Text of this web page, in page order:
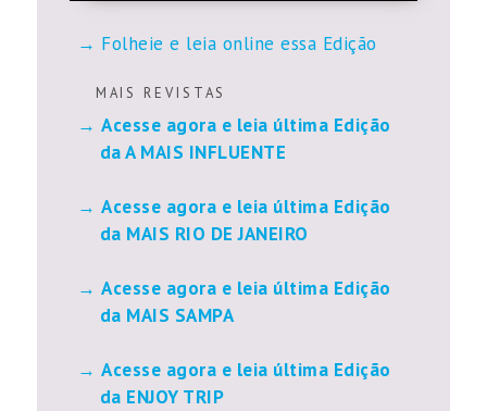
Folheie e leia online essa Edição
M A I S R E V I S T A S
Acesse agora e leia última Edição
da A MAIS INFLUENTE
Acesse agora e leia última Edição
da MAIS RIO DE JANEIRO
Acesse agora e leia última Edição
da MAIS SAMPA
Acesse agora e leia última Edição
da ENJOY TRIP